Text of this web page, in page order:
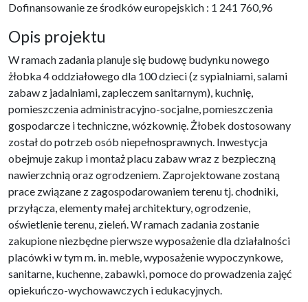
Dofinansowanie ze środków europejskich : 1 241 760,96
Opis projektu
W ramach zadania planuje się budowę budynku nowego
żłobka 4 oddziałowego dla 100 dzieci (z sypialniami, salami
zabaw z jadalniami, zapleczem sanitarnym), kuchnię,
pomieszczenia administracyjno-socjalne, pomieszczenia
gospodarcze i techniczne, wózkownię. Żłobek dostosowany
został do potrzeb osób niepełnosprawnych. Inwestycja
obejmuje zakup i montaż placu zabaw wraz z bezpieczną
nawierzchnią oraz ogrodzeniem. Zaprojektowane zostaną
prace związane z zagospodarowaniem terenu tj. chodniki,
przyłącza, elementy małej architektury, ogrodzenie,
oświetlenie terenu, zieleń. W ramach zadania zostanie
zakupione niezbędne pierwsze wyposażenie dla działalności
placówki w tym m. in. meble, wyposażenie wypoczynkowe,
sanitarne, kuchenne, zabawki, pomoce do prowadzenia zajęć
opiekuńczo-wychowawczych i edukacyjnych.